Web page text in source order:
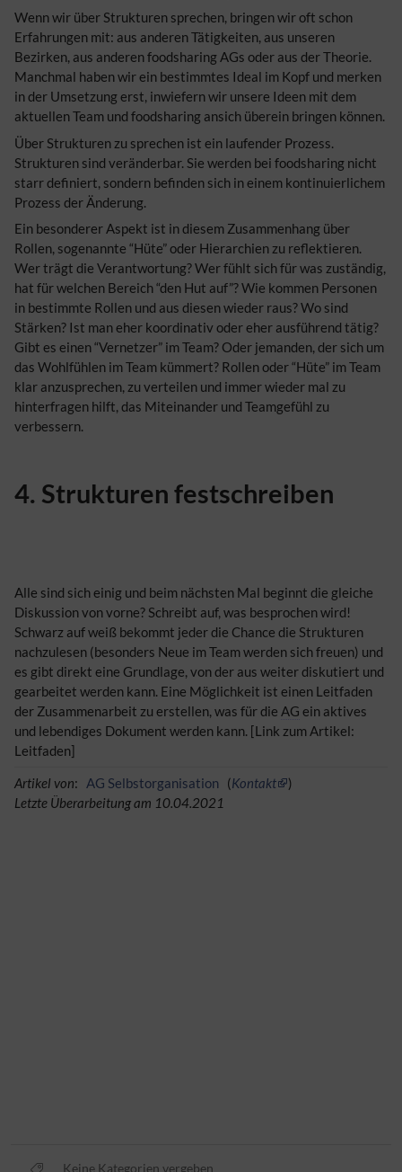
Wenn wir über Strukturen sprechen, bringen wir oft schon
Erfahrungen mit: aus anderen Tätigkeiten, aus unseren
Bezirken, aus anderen foodsharing AGs oder aus der Theorie.
Manchmal haben wir ein bestimmtes Ideal im Kopf und merken
in der Umsetzung erst, inwiefern wir unsere Ideen mit dem
aktuellen Team und foodsharing ansich überein bringen können.
Über Strukturen zu sprechen ist ein laufender Prozess.
Strukturen sind veränderbar. Sie werden bei foodsharing nicht
starr definiert, sondern befinden sich in einem kontinuierlichem
Prozess der Änderung.
Ein besonderer Aspekt ist in diesem Zusammenhang über
Rollen, sogenannte “Hüte” oder Hierarchien zu reflektieren.
Wer trägt die Verantwortung? Wer fühlt sich für was zuständig,
hat für welchen Bereich “den Hut auf”? Wie kommen Personen
in bestimmte Rollen und aus diesen wieder raus? Wo sind
Stärken? Ist man eher koordinativ oder eher ausführend tätig?
Gibt es einen “Vernetzer” im Team? Oder jemanden, der sich um
das Wohlfühlen im Team kümmert? Rollen oder “Hüte” im Team
klar anzusprechen, zu verteilen und immer wieder mal zu
hinterfragen hilft, das Miteinander und Teamgefühl zu
verbessern.
4. Strukturen festschreiben
Alle sind sich einig und beim nächsten Mal beginnt die gleiche
Diskussion von vorne? Schreibt auf, was besprochen wird!
Schwarz auf weiß bekommt jeder die Chance die Strukturen
nachzulesen (besonders Neue im Team werden sich freuen) und
es gibt direkt eine Grundlage, von der aus weiter diskutiert und
gearbeitet werden kann. Eine Möglichkeit ist einen Leitfaden
der Zusammenarbeit zu erstellen, was für die AG ein aktives
und lebendiges Dokument werden kann. [Link zum Artikel:
Leitfaden]
Artikel von: AG Selbstorganisation (Kontakt
)
Letzte Überarbeitung am 10.04.2021
Keine Kategorien vergeben